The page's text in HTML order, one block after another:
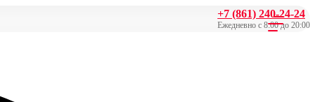
+7 (861) 240-24-24
Ежедневно с 8:00 до 20:00